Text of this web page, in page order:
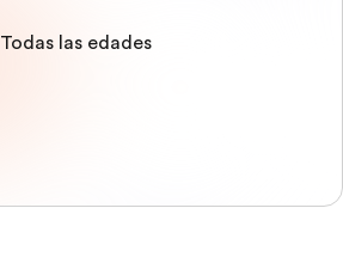
Todas las edades